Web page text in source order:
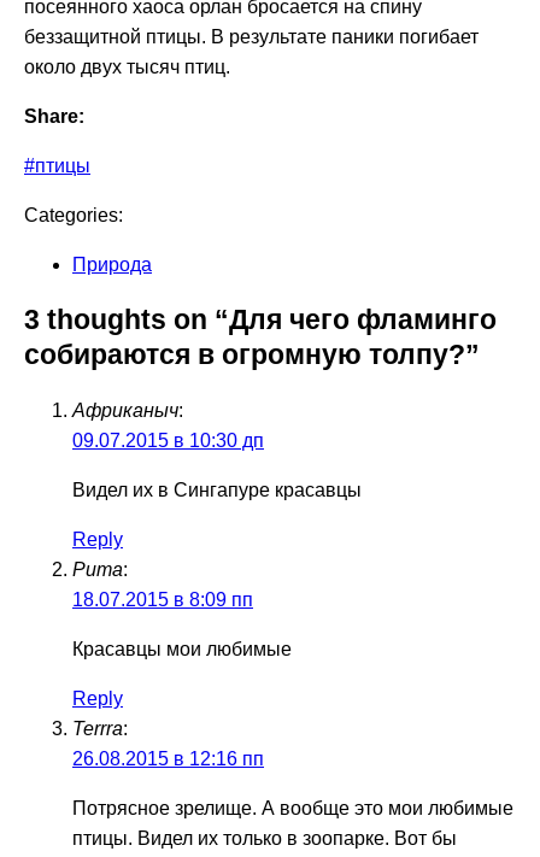
посеянного хаоса орлан бросается на спину
беззащитной птицы. В результате паники погибает
около двух тысяч птиц.
Share:
#птицы
Categories:
Природа
3 thoughts on “Для чего фламинго
собираются в огромную толпу?”
Африканыч:
09.07.2015 в 10:30 дп
Видел их в Сингапуре красавцы
Reply
Рита:
18.07.2015 в 8:09 пп
Красавцы мои любимые
Reply
Terrra:
26.08.2015 в 12:16 пп
Потрясное зрелище. А вообще это мои любимые
птицы. Видел их только в зоопарке. Вот бы